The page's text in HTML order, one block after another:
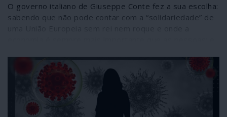
O governo italiano de Giuseppe Conte fez a sua escolha:
sabendo que não pode contar com a “solidariedade” de
cubana acabou por pedir “assistência” a Donald Trump.
Que não se fez rogado, faltando conhecer quanto e
como os italianos irão pagar em troca.